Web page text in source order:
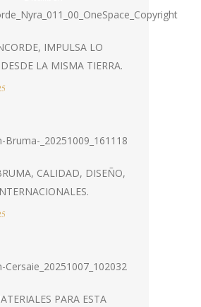
IMPULSA LO
LA MISMA TIERRA.
CALIDAD, DISEÑO,
PARA ESTA